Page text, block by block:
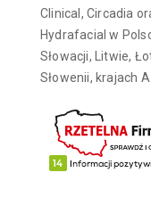
Clinical, Circadia
Hydrafacial w
Słowacji, Litwie,
Słowenii, krajach